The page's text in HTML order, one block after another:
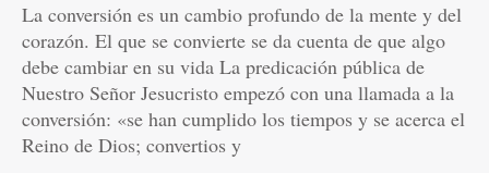
La conversión es un cambio profundo de la mente y del
corazón. El que se convierte se da cuenta de que algo
debe cambiar en su vida La predicación pública de
Nuestro Señor Jesucristo empezó con una llamada a la
conversión: «se han cumplido los tiempos y se acerca el
Reino de Dios; convertios y